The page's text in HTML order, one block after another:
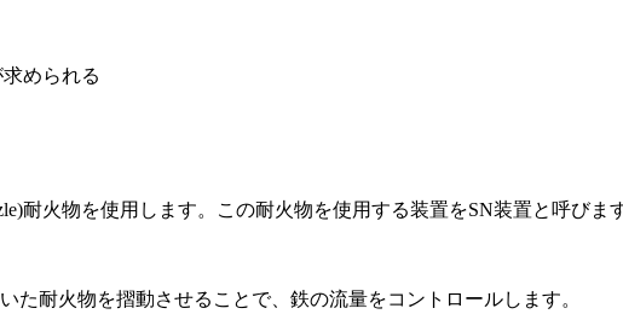
められる
耐火物を使用します。この耐火物を使用する装置をSN装置と呼びま
た耐火物を摺動させることで、鉄の流量をコントロールします。